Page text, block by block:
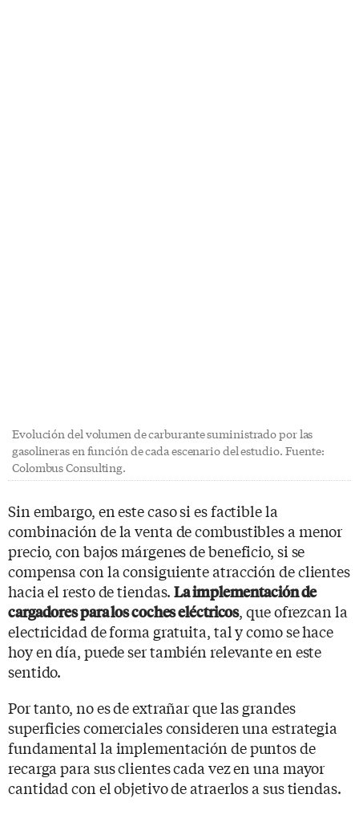
Evolución del volumen de carburante suministrado por las
gasolineras en función de cada escenario del estudio. Fuente:
Colombus Consulting.
Sin embargo, en este caso si es factible la
combinación de la venta de combustibles a menor
precio, con bajos márgenes de beneficio, si se
compensa con la consiguiente atracción de clientes
hacia el resto de tiendas.La implementación de
cargadores para los coches eléctricos, que ofrezcan la
electricidad de forma gratuita, tal y como se hace
hoy en día, puede ser también relevante en este
sentido.
Por tanto, no es de extrañar que las grandes
superficies comerciales consideren una estrategia
fundamental la implementación de puntos de
recarga para sus clientes cada vez en una mayor
cantidad con el objetivo de atraerlos a sus tiendas.